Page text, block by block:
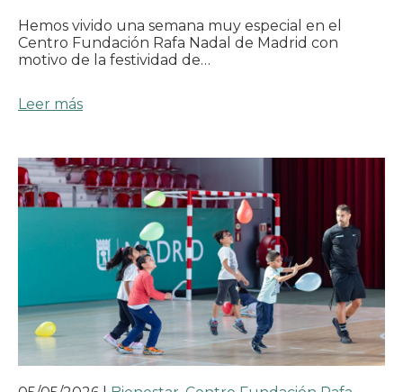
Hemos vivido una semana muy especial en el
Centro Fundación Rafa Nadal de Madrid con
motivo de la festividad de…
Leer más